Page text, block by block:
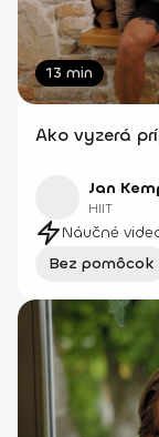
13 min
Ako vyzerá
Jan
HIIT
Náučné
Bez pomôcok